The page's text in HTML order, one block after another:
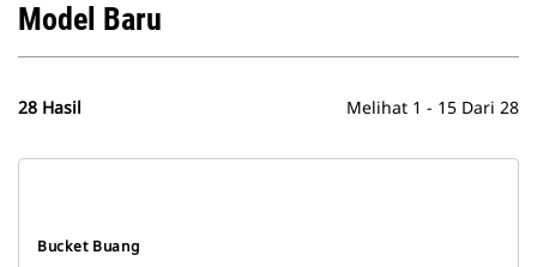
Model Baru
28 Hasil Melihat 1 - 15 Dari 28
Bucket Buang